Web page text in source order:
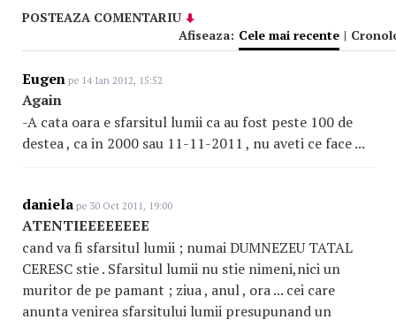
POSTEAZA COMENTARIU
Afiseaza: Cele mai recente |
Eugen pe 14 Ian 2012, 15:52
Again
-A cata oara e sfarsitul lumii ca au fost peste 100 de
destea , ca in 2000 sau 11-11-2011 , nu aveti ce face ...
daniela pe 30 Oct 2011, 19:00
ATENTIEEEEEEEE
cand va fi sfarsitul lumii ; numai DUMNEZEU TATAL
CERESC stie . Sfarsitul lumii nu stie nimeni,nici un
muritor de pe pamant ; ziua , anul , ora ... cei care
anunta venirea sfarsitului lumii presupunand un